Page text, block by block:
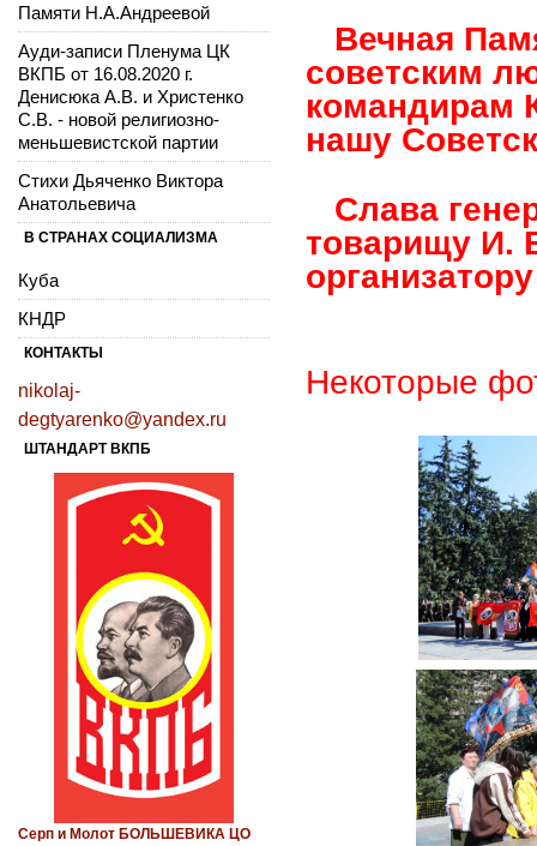
Вечная
советским
командирам
нашу
Слава
товарищу И.
Некоторые
Памяти Н.А.Андреевой
Ауди-записи Пленума ЦК
ВКПБ от 16.08.2020 г.
Денисюка А.В. и Христенко
С.В. - новой религиозно-
меньшевистской партии
Стихи Дьяченко Виктора
Анатольевича
В СТРАНАХ СОЦИАЛИЗМА
Куба
КНДР
КОНТАКТЫ
nikolaj-
degtyarenko@yandex.ru
ШТАНДАРТ ВКПБ
Серп и Молот БОЛЬШЕВИКА ЦО